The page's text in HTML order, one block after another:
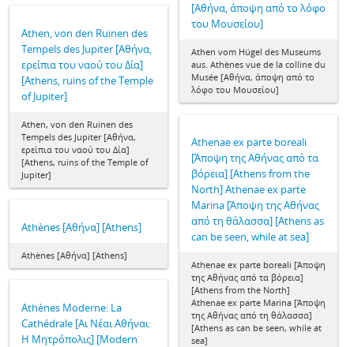
[Αθήνα, άποψη από το λόφο
του Μουσείου]
Athen vom Hügel des Museums
aus. Athènes vue de la colline du
Μusée [Αθήνα, άποψη από το
λόφο του Μουσείου]
Athen, von den Ruinen des
Tempels des Jupiter [Αθήνα,
ερείπια του ναού του Δία]
[Athens, ruins of the Temple
of Jupiter]
Athen, von den Ruinen des
Tempels des Jupiter [Αθήνα,
ερείπια του ναού του Δία]
[Athens, ruins of the Temple of
Jupiter]
Athenae ex parte boreali
[Άποψη της Αθήνας από τα
βόρεια] [Athens from the
North] Athenae ex parte
Marina [Άποψη της Αθήνας
από τη θάλασσα] [Athens as
can be seen, while at sea]
Athenae ex parte boreali [Άποψη
της Αθήνας από τα βόρεια]
[Athens from the North]
Athenae ex parte Marina [Άποψη
της Αθήνας από τη θάλασσα]
[Athens as can be seen, while at
sea]
Athènes [Αθήνα] [Athens]
Athènes [Αθήνα] [Athens]
Athènes Moderne: La
Cathédrale [Αι Νέαι Αθήναι:
Η Μητρόπολις] [Modern